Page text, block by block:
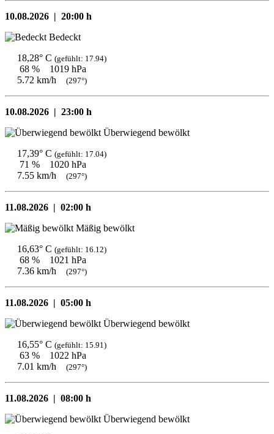
10.08.2026 | 20:00 h
Bedeckt
18,28° C (gefühlt: 17.94)
68 %
1019 hPa
5.72 km/h
(297°)
10.08.2026 | 23:00 h
Überwiegend bewölkt
17,39° C (gefühlt: 17.04)
71 %
1020 hPa
7.55 km/h
(297°)
11.08.2026 | 02:00 h
Mäßig bewölkt
16,63° C (gefühlt: 16.12)
68 %
1021 hPa
7.36 km/h
(297°)
11.08.2026 | 05:00 h
Überwiegend bewölkt
16,55° C (gefühlt: 15.91)
63 %
1022 hPa
7.01 km/h
(297°)
11.08.2026 | 08:00 h
Überwiegend bewölkt